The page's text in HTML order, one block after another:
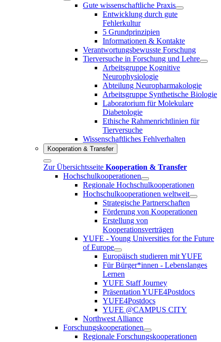
Gute wissenschaftliche Praxis
Entwicklung durch gute
Fehlerkultur
5 Grundprinzipien
Informationen & Kontakte
Verantwortungsbewusste Forschung
Tierversuche in Forschung und Lehre
Arbeitsgruppe Kognitive
Neurophysiologie
Abteilung Neuropharmakologie
Arbeitsgruppe Synthetische Biologie
Laboratorium für Molekulare
Diabetologie
Ethische Rahmenrichtlinien für
Tierversuche
Wissenschaftliches Fehlverhalten
Kooperation & Transfer
Zur Übersichtsseite Kooperation & Transfer
Hochschulkooperationen
Regionale Hochschulkooperationen
Hochschulkooperationen weltweit
Strategische Partnerschaften
Förderung von Kooperationen
Erstellung von
Kooperationsverträgen
YUFE - Young Universities for the Future
of Europe
Europäisch studieren mit YUFE
Für Bürger*innen - Lebenslanges
Lernen
YUFE Staff Journey
Präsentation YUFE4Postdocs
YUFE4Postdocs
YUFE @CAMPUS CITY
Northwest Alliance
Forschungskooperationen
Regionale Forschungskooperationen